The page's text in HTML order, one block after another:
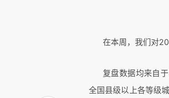
在本周，我们对
复盘数据均来自
全国县级以上各等级